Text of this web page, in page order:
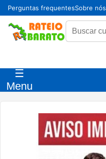
Perguntas frequentesSobre nós
☰
Menu